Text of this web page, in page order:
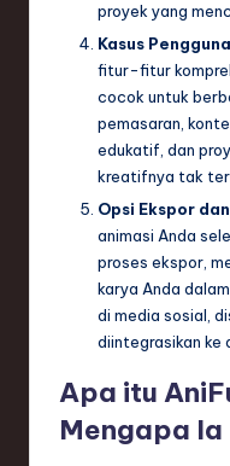
proyek yang
Kasus
fitur-fitur
cocok untuk
pemasaran,
edukatif, dan
kreatifnya tak
Opsi Ekspor
animasi Anda
proses ekspor,
karya Anda
di media sosial,
diintegrasikan ke
Apa itu
Mengapa